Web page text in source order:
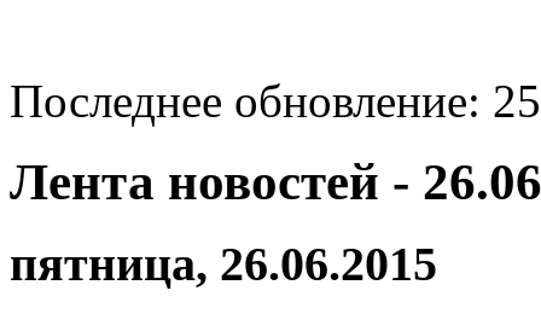
Последнее обновление:
Лента новостей -
пятница, 26.06.2015